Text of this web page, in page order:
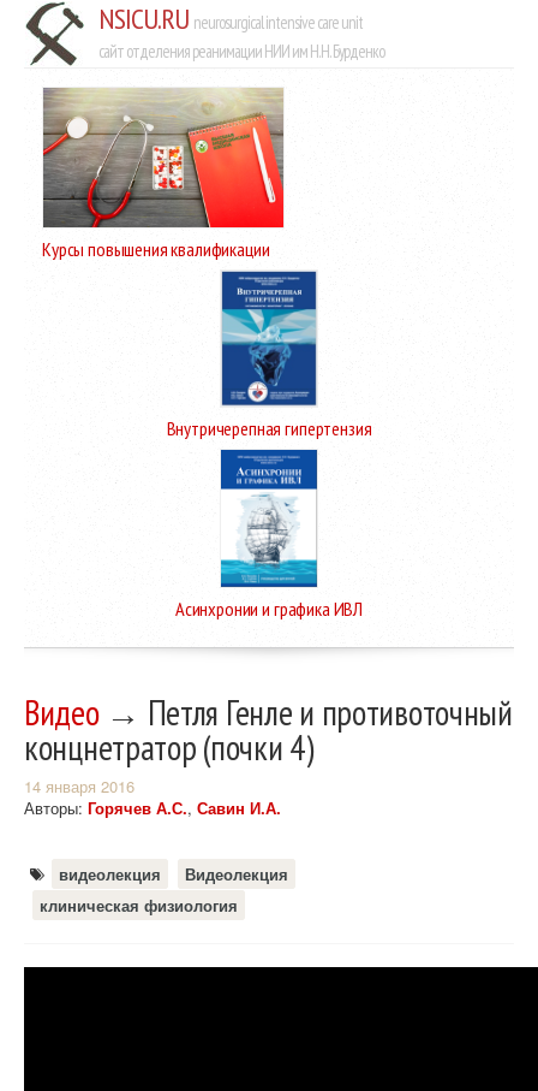
NSICU.RU neurosurgical intensive care unit
сайт отделения реанимации НИИ им Н.Н. Бурденко
Курсы повышения квалификации
Внутричерепная гипертензия
Асинхронии и графика ИВЛ
Видео→ Петля Генле и противоточный
концнетратор (почки 4)
14 января 2016
Авторы: Горячев А.С., Савин И.А.
видеолекция
Видеолекция
клиническая физиология